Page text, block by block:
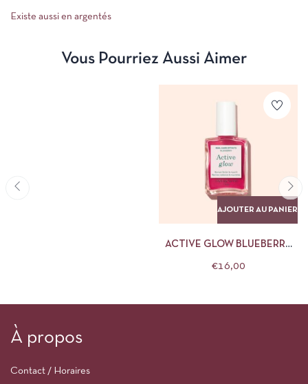
Existe aussi en argentés
Vous Pourriez Aussi Aimer
AJOUTER AU PANIER
ACTIVE GLOW BLUEBERRY
€16,00
À propos
Contact / Horaires